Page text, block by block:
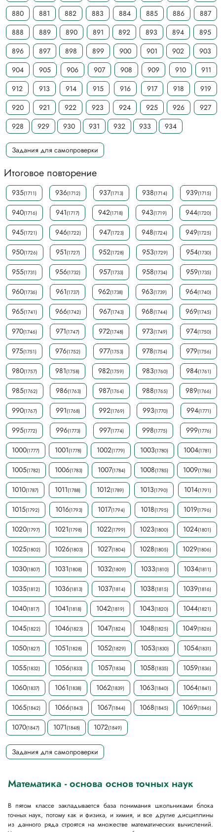
880
881 882 883 884 885 886
887
888
889 890 891 892 893 894
895
896
897 898 899 900 901 902
903
904
905 906 907 908 909 910
911
912
913 914 915 916 917 918
919
920
921 922 923 924 925 926
927
928
929 930 931 932 933 934
Задания для самопроверки
Итоговое повторение
935(1711) 936(1712) 937(1713) 938(1714) 939(1715)
940(1716) 941(1717) 942(1718) 943(1719) 944(1720)
945(1721) 946(1722) 947(1723) 948(1724) 949(1725)
950(1726) 951(1727) 952(1728) 953(1729) 954(1730)
955(1731) 956(1732) 957(1733) 958(1734) 959(1735)
960(1736) 961(1737) 962(1738) 963(1739) 964(1740)
965(1741) 966(1742) 967(1743) 968(1744) 969(1745)
970(1746) 971(1747) 972(1748) 973(1749) 974(1750)
975(1751) 976(1752) 977(1753) 978(1754) 979(1756)
980(1757) 981(1758) 982(1759) 983(1760) 984(1761)
985(1762) 986(1763) 987(1764) 988(1765) 989(1766)
990(1767) 991(1768) 992(1769) 993(1770) 994(1771)
995(1772) 996(1773) 997(1774) 998(1775) 999(1776)
1000(1777) 1001(1778) 1002(1779) 1003(1780) 1004(1781)
1005(1782) 1006(1783) 1007(1784) 1008(1785) 1009(1786)
1010(1787) 1011(1788) 1012(1789) 1013(1790) 1014(1791)
1015(1792) 1016(1793) 1017(1794) 1018(1795) 1019(1796)
1020(1797) 1021(1798) 1022(1799) 1023(1800) 1024(1801)
1025(1802) 1026(1803) 1027(1804) 1028(1805) 1029(1806)
1030(1807) 1031(1808) 1032(1809) 1033(1810) 1034(1811)
1035(1812) 1036(1813) 1037(1814) 1038(1815) 1039(1816)
1040(1817) 1041(1818) 1042(1819) 1043(1820) 1044(1821)
1045(1822) 1046(1823) 1047(1824) 1048(1825) 1049(1826)
1050(1827) 1051(1828) 1052(1829) 1053(1830) 1054(1831)
1055(1832) 1056(1833) 1057(1834) 1058(1835) 1059(1836)
1060(1837) 1061(1838) 1062(1839) 1063(1840) 1064(1841)
1065(1842) 1066(1843) 1067(1844) 1068(1845) 1069(1846)
1070(1847) 1071(1848) 1072(1849)
Задания для самопроверки
Математика - основа основ точных наук
В пятом классе закладывается база понимания школьниками блока
точных наук, потому как и физика, и химия, и все другие дисциплины
из данного ряда строятся на множестве математических вычислений.